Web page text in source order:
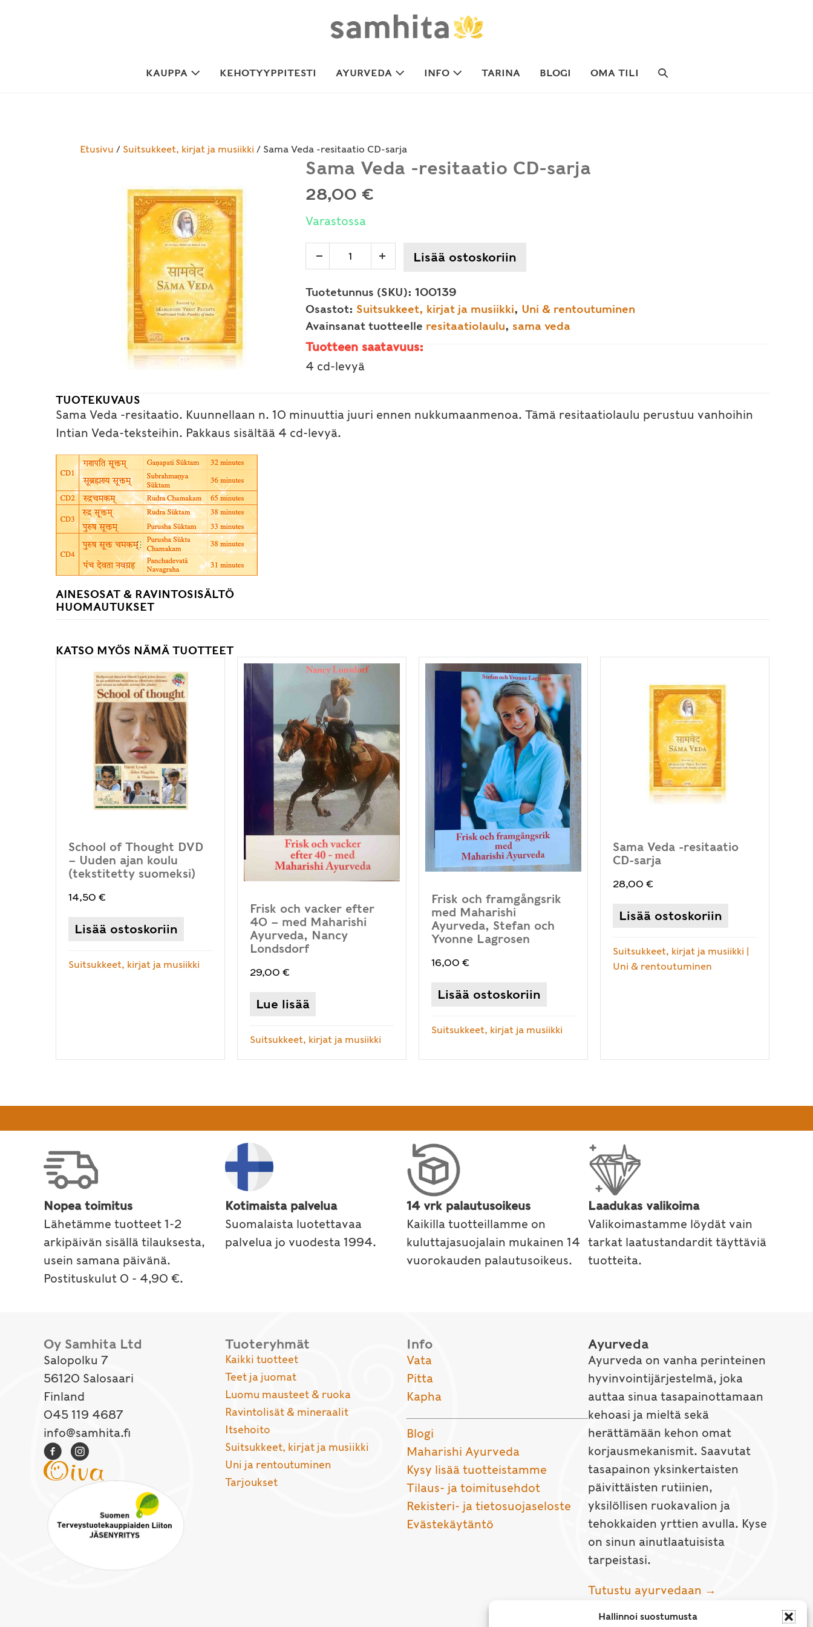
Hallinnoi suostumusta
KAUPPA KEHOTYYPPITESTI AYURVEDA INFO TARINA BLOGI OMA TILI
SEARCH
Etusivu / Suitsukkeet, kirjat ja musiikki / Sama Veda -resitaatio CD-sarja
Sama Veda -resitaatio CD-sarja
28,00 €
Varastossa
Decrease
Sama
Veda
-
resitaatio
CD-
sarja
määrä
IncreaseLisää ostoskoriin
Tuotetunnus (SKU): 100139
Osastot: Suitsukkeet, kirjat ja musiikki, Uni & rentoutuminen
Avainsanat tuotteelle resitaatiolaulu, sama veda
Tuotteen saatavuus:
4 cd-levyä
TUOTEKUVAUS
Sama Veda -resitaatio. Kuunnellaan n. 10 minuuttia juuri ennen nukkumaanmenoa. Tämä resitaatiolaulu perustuu vanhoihin
Intian Veda-teksteihin. Pakkaus sisältää 4 cd-levyä.
AINESOSAT & RAVINTOSISÄLTÖ
HUOMAUTUKSET
KATSO MYÖS NÄMÄ TUOTTEET
School of Thought DVD
– Uuden ajan koulu
(tekstitetty suomeksi)
14,50 €
Lisää ostoskoriin
Suitsukkeet, kirjat ja musiikki
Frisk och vacker efter
40 – med Maharishi
Ayurveda, Nancy
Londsdorf
29,00 €
Lue lisää
Suitsukkeet, kirjat ja musiikki
Frisk och framgångsrik
med Maharishi
Ayurveda, Stefan och
Yvonne Lagrosen
16,00 €
Lisää ostoskoriin
Suitsukkeet, kirjat ja musiikki
Sama Veda -resitaatio
CD-sarja
28,00 €
Lisää ostoskoriin
Suitsukkeet, kirjat ja musiikki
Uni & rentoutuminen
Nopea toimitus
Lähetämme tuotteet 1-2
arkipäivän sisällä tilauksesta,
usein samana päivänä.
Postituskulut 0 - 4,90 €.
Kotimaista palvelua
Suomalaista luotettavaa
palvelua jo vuodesta 1994.
14 vrk palautusoikeus
Kaikilla tuotteillamme on
kuluttajasuojalain mukainen 14
vuorokauden palautusoikeus.
Laadukas valikoima
Valikoimastamme löydät vain
tarkat laatustandardit täyttäviä
tuotteita.
Oy Samhita Ltd
Salopolku 7
56120 Salosaari
Finland
045 119 4687
info@samhita.fi
Tuoteryhmät
Kaikki tuotteet
Teet ja juomat
Luomu mausteet & ruoka
Ravintolisät & mineraalit
Itsehoito
Suitsukkeet, kirjat ja musiikki
Uni ja rentoutuminen
Tarjoukset
Info
Vata
Pitta
Kapha
Blogi
Maharishi Ayurveda
Kysy lisää tuotteistamme
Tilaus- ja toimitusehdot
Rekisteri- ja tietosuojaseloste
Evästekäytäntö
Ayurveda
Ayurveda on vanha perinteinen
hyvinvointijärjestelmä, joka
auttaa sinua tasapainottamaan
kehoasi ja mieltä sekä
herättämään kehon omat
korjausmekanismit. Saavutat
tasapainon yksinkertaisten
päivittäisten rutiinien,
yksilöllisen ruokavalion ja
tehokkaiden yrttien avulla. Kyse
on sinun ainutlaatuisista
tarpeistasi.
Tutustu ayurvedaan →